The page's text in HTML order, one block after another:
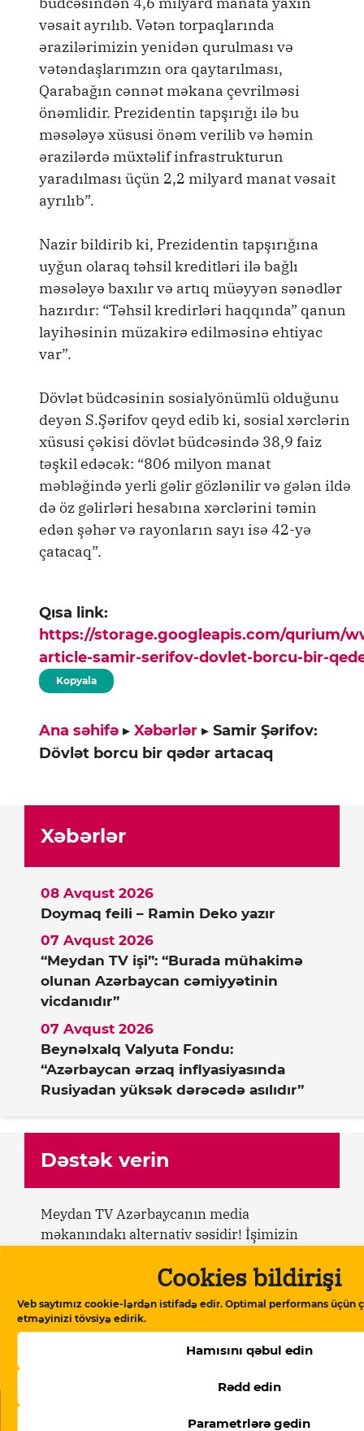
Cookies bildirişi
Veb saytımız cookie-lərdən istifadə edir. Optimal performans üçün
etməyinizi tövsiyə edirik.
Hamısını qəbul edin
Rədd edin
Parametrlərə gedin
vəsait ayrılıb. Vətən torpaqlarında
ərazilərimizin yenidən qurulması və
vətəndaşlarımzın ora qaytarılması,
Qarabağın cənnət məkana çevrilməsi
önəmlidir. Prezidentin tapşırığı ilə bu
məsələyə xüsusi önəm verilib və həmin
ərazilərdə müxtəlif infrastrukturun
yaradılması üçün 2,2 milyard manat vəsait
ayrılıb”.
Nazir bildirib ki, Prezidentin tapşırığına
uyğun olaraq təhsil kreditləri ilə bağlı
məsələyə baxılır və artıq müəyyən sənədlər
hazırdır: “Təhsil kredirləri haqqında” qanun
layihəsinin müzakirə edilməsinə ehtiyac
var”.
Dövlət büdcəsinin sosialyönümlü olduğunu
deyən S.Şərifov qeyd edib ki, sosial xərclərin
xüsusi çəkisi dövlət büdcəsində 38,9 faiz
təşkil edəcək: “806 milyon manat
məbləğində yerli gəlir gözlənilir və gələn ildə
də öz gəlirləri hesabına xərclərini təmin
edən şəhər və rayonların sayı isə 42-yə
çatacaq”.
Qısa link:
https://storage.googleapis.com/qurium/
article-samir-serifov-dovlet-borcu-bir-
Kopyala
Ana səhifə ▸ Xəbərlər ▸ Samir Şərifov:
Dövlət borcu bir qədər artacaq
Xəbərlər
Doymaq feili – Ramin Deko yazır
08 Avqust 2026
“Meydan TV işi”: “Burada mühakimə
olunan Azərbaycan cəmiyyətinin
vicdanıdır”
07 Avqust 2026
Beynəlxalq Valyuta Fondu:
“Azərbaycan ərzaq inflyasiyasında
Rusiyadan yüksək dərəcədə asılıdır”
07 Avqust 2026
Dəstək verin
Meydan TV Azərbaycanın media
məkanındakı alternativ səsidir! İşimizin
ehtiyacımız var. Meydan TV-yə aylıq və ya
birdəfəlik yardımlarla dəstək olun.
Oxşar məqalələr